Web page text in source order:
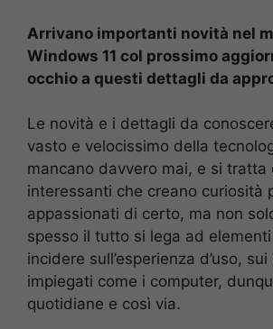
Arrivano importanti novità nel
Windows 11 col prossimo
occhio a questi dettagli da
Le novità e i dettagli da
vasto e velocissimo della
mancano davvero mai, e si tratta
interessanti che creano curiosità
appassionati di certo, ma non
spesso il tutto si lega ad
incidere sull’esperienza d’uso,
impiegati come i computer,
quotidiane e così via.